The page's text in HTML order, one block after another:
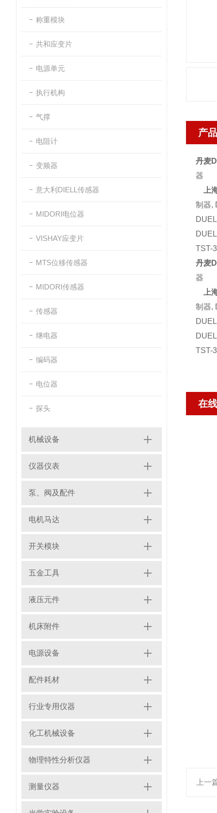
称重模块
共和应变片
电源单元
执行机构
气撑
电阻计
变频器
意大利DIELL传感器
MIDORI电位器
VISHAY应变片
MTS位移传感器
MIDORI传感器
传感器
继电器
编码器
电位器
探头
机械设备
仪器仪表
泵、阀及配件
电机马达
开关模块
五金工具
液压元件
机床附件
电源设备
配件耗材
行业专用仪器
化工机械设备
物理特性分析仪器
测量仪器
产
丹麦
器
上
制器,
TST-3
丹麦
器
上
制器,
TST-3
在
上一